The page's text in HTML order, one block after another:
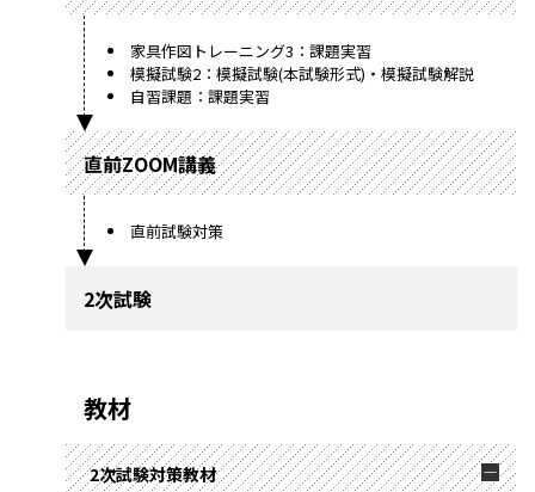
家具作図トレーニング3：課題実習
模擬試験2：模擬試験(本試験形式)・模擬試験解説
自習課題：課題実習
直前ZOOM講義
直前試験対策
2次試験
教材
2次試験対策教材